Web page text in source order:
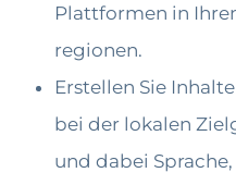
Plattformen in
regionen.
Erstellen Sie
bei der lokalen
und dabei